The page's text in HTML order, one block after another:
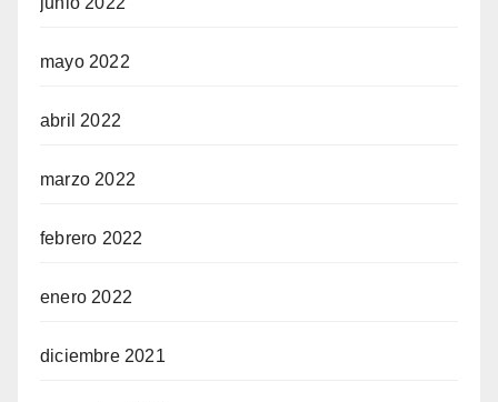
mayo 2022
abril 2022
marzo 2022
febrero 2022
enero 2022
diciembre 2021